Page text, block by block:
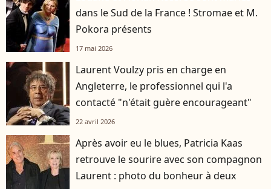
dans le Sud de la France ! Stromae et M.
Pokora présents
17 mai 2026
Laurent Voulzy pris en charge en
Angleterre, le professionnel qui l'a
contacté "n'était guère encourageant"
22 avril 2026
Après avoir eu le blues, Patricia Kaas
retrouve le sourire avec son compagnon
Laurent : photo du bonheur à deux